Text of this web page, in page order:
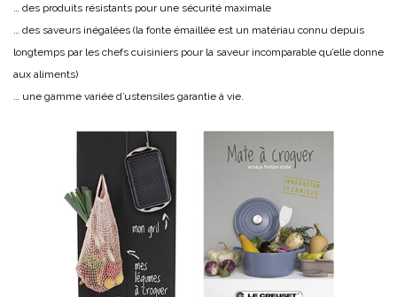
… des produits résistants pour une sécurité maximale
… des saveurs inégalées (la fonte émaillée est un matériau connu depuis
longtemps par les chefs cuisiniers pour la saveur incomparable qu’elle donne
aux aliments)
… une gamme variée d’ustensiles garantie à vie.